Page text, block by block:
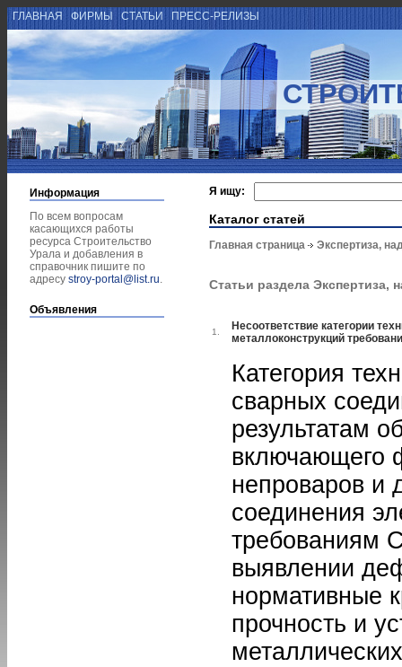
ГЛАВНАЯ ФИРМЫ СТАТЬИ ПРЕСС-РЕЛИЗЫ
Информация
По всем вопросам
касающихся работы
ресурса Строительство
Урала и добавления в
справочник пишите по
адресу stroy-portal@list.ru.
Объявления
Я ищу:
Каталог статей
Главная страница Экспертиза,
Статьи раздела Экспертиза,
1.
Несоответствие категории
металлоконструкций
Категория
сварных
результатам
включающего
непроваров и
соединения
требованиям
выявлении
нормативные
прочность и